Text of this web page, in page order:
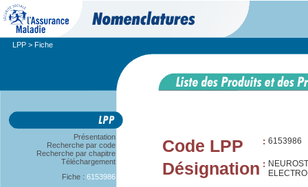
LPP > Fiche
Présentation
Recherche par code
Recherche par chapitre
Téléchargement
Fiche : 6153986
Code LPP : 6153986
Désignation :